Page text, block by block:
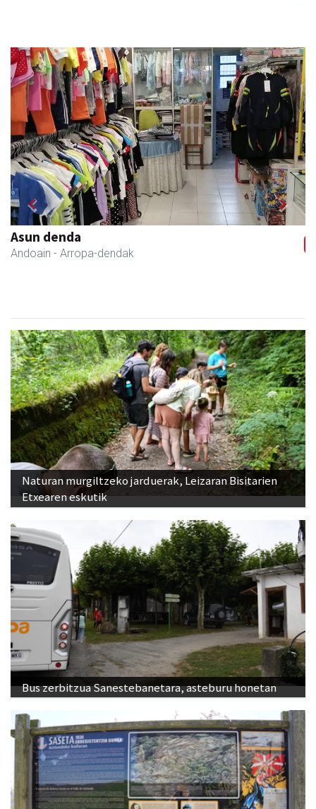
Asun denda
Andoain - Arropa-dendak
Previous Next
Naturan murgiltzeko jarduerak, Leizaran Bisitarien
Etxearen eskutik
Bus zerbitzua Sanestebanetara, asteburu honetan